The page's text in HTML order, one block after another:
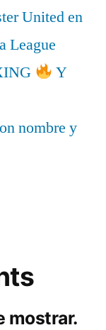
United en
League
Y
nombre y
mostrar.